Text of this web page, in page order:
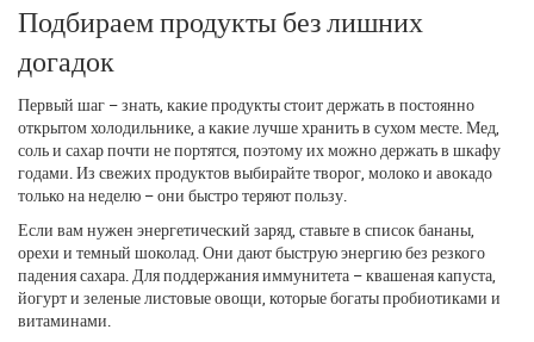
Подбираем продукты без лишних
догадок
Первый шаг – знать, какие продукты стоит держать в постоянно
открытом холодильнике, а какие лучше хранить в сухом месте. Мед,
соль и сахар почти не портятся, поэтому их можно держать в шкафу
годами. Из свежих продуктов выбирайте творог, молоко и авокадо
только на неделю – они быстро теряют пользу.
Если вам нужен энергетический заряд, ставьте в список бананы,
орехи и темный шоколад. Они дают быструю энергию без резкого
падения сахара. Для поддержания иммунитета – квашеная капуста,
йогурт и зеленые листовые овощи, которые богаты пробиотиками и
витаминами.